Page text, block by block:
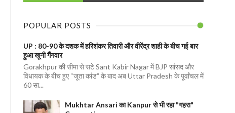
POPULAR POSTS
UP : 80-90 के दशक में हरिशंकर तिवारी और वीरेंद्र शाही के बीच गई बार
हुआ खूनी गैंगवार
Gorakhpur की सीमा से सटे Sant Kabir Nagar में BJP सांसद और
विधायक के बीच हुए “जूता कांड” के बाद अब Uttar Pradesh के पूर्वांचल में
60 सा...
Mukhtar Ansari का Kanpur से भी रहा "गहरा"